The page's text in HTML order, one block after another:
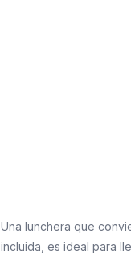
Una lunchera que
incluida, es ideal para